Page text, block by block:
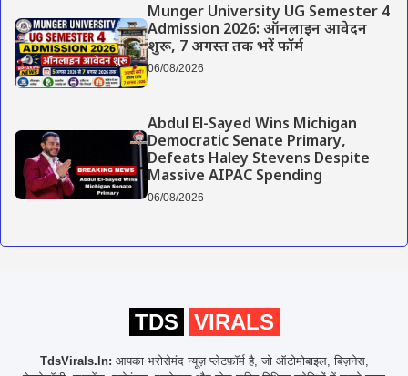
Munger University UG Semester 4
Admission 2026: ऑनलाइन आवेदन
शुरू, 7 अगस्त तक भरें फॉर्म
06/08/2026
Abdul El-Sayed Wins Michigan
Democratic Senate Primary,
Defeats Haley Stevens Despite
Massive AIPAC Spending
06/08/2026
TDS VIRALS
TdsVirals.In: आपका भरोसेमंद न्यूज़ प्लेटफ़ॉर्म है, जो ऑटोमोबाइल, बिज़नेस,